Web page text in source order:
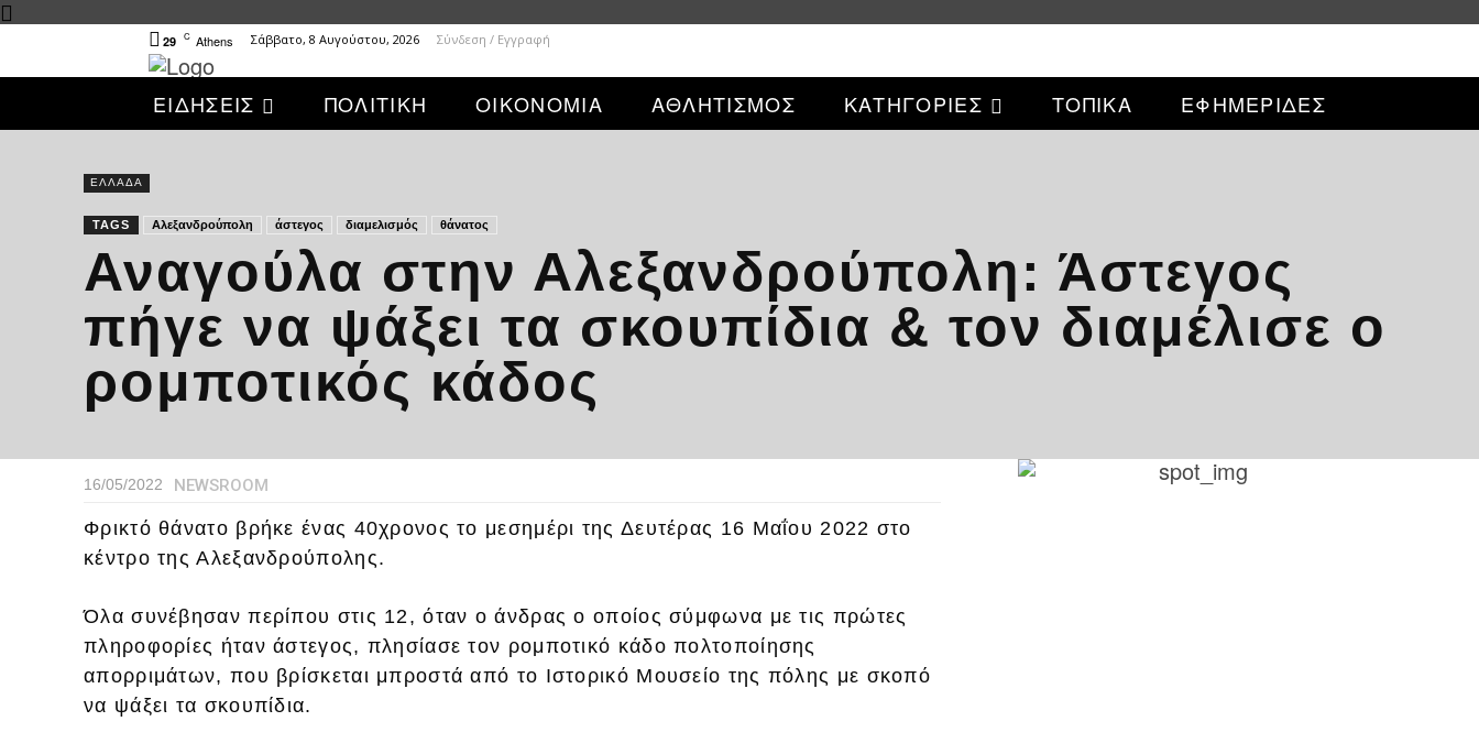
29 C Athens Σάββατο, 8 Αυγούστου, 2026 Σύνδεση / Εγγραφή
ΕΙΔΗΣΕΙΣ ΠΟΛΙΤΙΚΗ ΟΙΚΟΝΟΜΙΑ ΑΘΛΗΤΙΣΜΟΣ ΚΑΤΗΓΟΡΙΕΣ ΤΟΠΙΚΑ ΕΦΗΜΕΡΙΔΕΣ
ΕΛΛΑΔΑ
TAGS Αλεξανδρούπολη άστεγος διαμελισμός θάνατος
Αναγούλα στην Αλεξανδρούπολη: Άστεγος
πήγε να ψάξει τα σκουπίδια & τον διαμέλισε ο
ρομποτικός κάδος
16/05/2022 NEWSROOM
Φρικτό θάνατο βρήκε ένας 40χρονος το μεσημέρι της Δευτέρας 16 Μαΐου 2022 στο
κέντρο της Αλεξανδρούπολης.
Όλα συνέβησαν περίπου στις 12, όταν ο άνδρας ο οποίος σύμφωνα με τις πρώτες
πληροφορίες ήταν άστεγος, πλησίασε τον ρομποτικό κάδο πολτοποίησης
απορριμάτων, που βρίσκεται μπροστά από το Ιστορικό Μουσείο της πόλης με σκοπό
να ψάξει τα σκουπίδια.